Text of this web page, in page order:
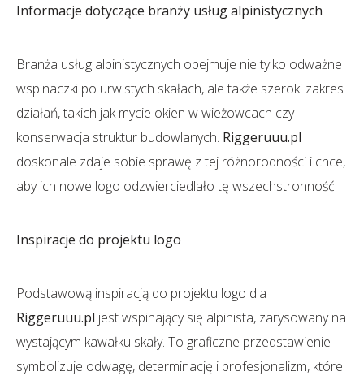
Informacje dotyczące branży usług alpinistycznych
Branża usług alpinistycznych obejmuje nie tylko odważne
wspinaczki po urwistych skałach, ale także szeroki zakres
działań, takich jak mycie okien w wieżowcach czy
konserwacja struktur budowlanych. Riggeruuu.pl
doskonale zdaje sobie sprawę z tej różnorodności i chce,
aby ich nowe logo odzwierciedlało tę wszechstronność.
Inspiracje do projektu logo
Podstawową inspiracją do projektu logo dla
Riggeruuu.pl jest wspinający się alpinista, zarysowany na
wystającym kawałku skały. To graficzne przedstawienie
symbolizuje odwagę, determinację i profesjonalizm, które